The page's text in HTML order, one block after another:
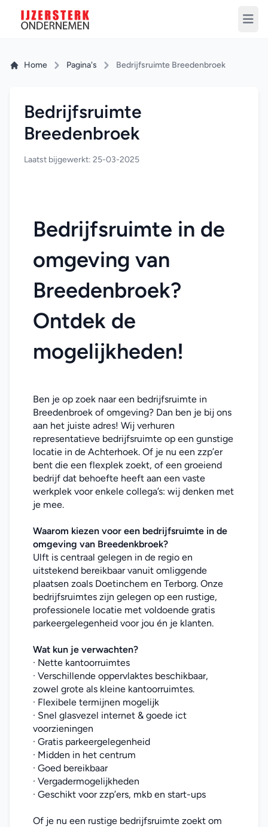
Home Pagina's Bedrijfsruimte Breedenbroek
Bedrijfsruimte
Breedenbroek
Laatst bijgewerkt: 25-03-2025
Bedrijfsruimte in de
omgeving van
Breedenbroek?
Ontdek de
mogelijkheden!
Ben je op zoek naar een bedrijfsruimte in
Breedenbroek of omgeving? Dan ben je bij ons
aan het juiste adres! Wij verhuren
representatieve bedrijfsruimte op een gunstige
locatie in de Achterhoek. Of je nu een zzp’er
bent die een flexplek zoekt, of een groeiend
bedrijf dat behoefte heeft aan een vaste
werkplek voor enkele collega’s: wij denken met
je mee.
Waarom kiezen voor een bedrijfsruimte in de
omgeving van Breedenkbroek?
Ulft is centraal gelegen in de regio en
uitstekend bereikbaar vanuit omliggende
plaatsen zoals Doetinchem en Terborg. Onze
bedrijfsruimtes zijn gelegen op een rustige,
professionele locatie met voldoende gratis
parkeergelegenheid voor jou én je klanten.
Wat kun je verwachten?
· Nette kantoorruimtes
· Verschillende oppervlaktes beschikbaar,
zowel grote als kleine kantoorruimtes.
· Flexibele termijnen mogelijk
· Snel glasvezel internet & goede ict
voorzieningen
· Gratis parkeergelegenheid
· Midden in het centrum
· Goed bereikbaar
· Vergadermogelijkheden
· Geschikt voor zzp’ers, mkb en start-ups
Of je nu een rustige bedrijfsruimte zoekt om